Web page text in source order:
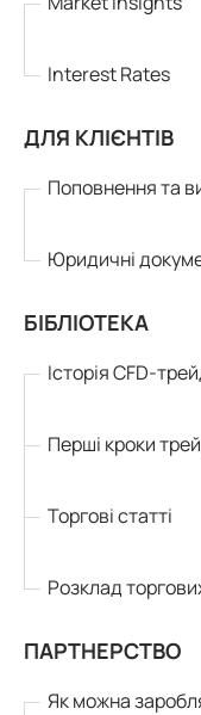
Interest Rates
ДЛЯ КЛІЄНТІВ
Поповнення та
Юридичні
БІБЛІОТЕКА
Історія CFD-
Перші кроки
Торгові статті
Розклад
ПАРТНЕРСТВО
Як можна